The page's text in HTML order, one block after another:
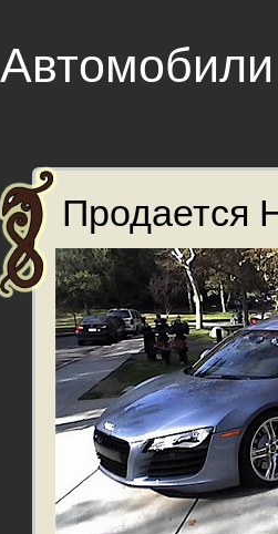
Автомобили
Продается